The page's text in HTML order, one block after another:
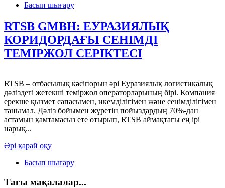
Басып шығару
RTSB GMBH: ЕУРАЗИЯЛЫҚ
КОРИДОРДАҒЫ СЕНІМДІ
ТЕМІРЖОЛ СЕРІКТЕСІ
RTSB – отбасылық кәсіпорын әрі Еуразиялық логистикалық
дәліздегі жетекші теміржол операторларының бірі. Компания
ерекше қызмет сапасымен, икемділігімен және сенімділігімен
танымал. Дәліз бойымен жүретін пойыздардың 70%-дан
астамын қамтамасыз ете отырып, RTSB аймақтағы ең ірі
нарық...
Әрі қарай оқу
Басып шығару
Тағы мақалалар...